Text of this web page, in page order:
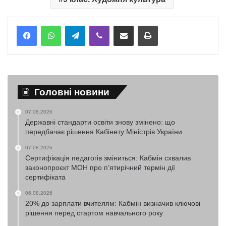
TelegramViber Надіслати електронною поштоюНадрукувати
Головні новини
07.08.2026
Державні стандарти освіти знову змінено: що
передбачає рішення Кабінету Міністрів України
07.08.2026
Сертифікація педагогів зміниться: Кабмін схвалив
законопроєкт МОН про п’ятирічний термін дії
сертифіката
06.08.2026
20% до зарплати вчителям: Кабмін визначив ключові
рішення перед стартом навчального року